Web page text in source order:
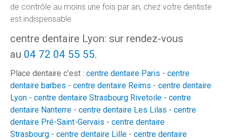
de contrôle au moins une fois par an, chez votre dentiste
est indispensable.
centre dentaire Lyon: sur rendez-vous
au 04 72 04 55 55.
Place dentaire c'est : centre dentaire Paris - centre
dentaire barbes - centre dentaire Reims - centre dentaire
Lyon - centre dentaire Strasbourg Rivetoile - centre
dentaire Nanterre - centre dentaire Les Lilas - centre
dentaire Pré-Saint-Gervais - centre dentaire
Strasbourg - centre dentaire Lille - centre dentaire